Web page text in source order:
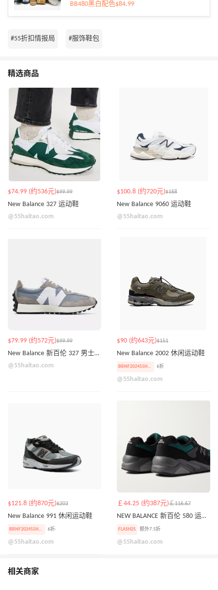
BB480黑白配色$84.99
#55折扣情报局 #服饰鞋包
精选商品
$74.99 (约536元)$99.99
New Balance 327 运动鞋
@55haitao.com
$100.8 (约720元)$168
New Balance 9060 运动鞋
@55haitao.com
$79.99 (约572元)$99.99
New Balance 新百伦 327 男士运动鞋
@55haitao.com
$90 (约643元)$151
New Balance 2002 休闲运动鞋
BRNF202455HAITAO40 6折
@55haitao.com
$121.8 (约870元)$203
New Balance 991 休闲运动鞋
BRNF202455HAITAO40 6折·
@55haitao.com
￡44.25 (约387元)￡116.67
NEW BALANCE 新百伦 580 运动鞋
FLASH25 额外7.5折
@55haitao.com
相关商家